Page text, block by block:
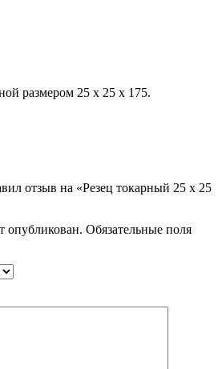
размером 25 х 25 х 175.
отзыв на «Резец токарный 25 х 25
опубликован. Обязательные поля